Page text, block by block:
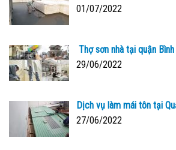
01/07/2022
Thợ sơn nhà tại quận
29/06/2022
Dịch vụ làm mái tôn tại
27/06/2022